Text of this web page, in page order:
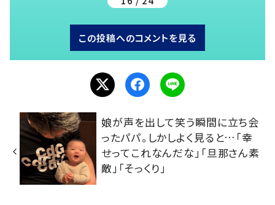
この投稿へのコメントを見る
娘が声を出して笑う瞬間に立ち会
ったパパ。しかしよく見ると…「幸
せってこれなんだな」「旦那さん素
敵」「そっくり」